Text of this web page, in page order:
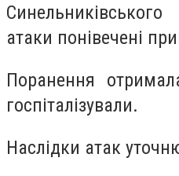
атаки понівечені
Поранення
госпіталізували.
Наслідки атак